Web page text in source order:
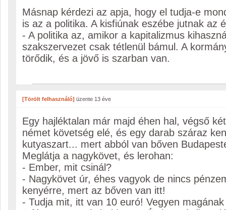
Másnap kérdezi az apja, hogy el tudja-e
is az a politika. A kisfiúnak eszébe jutnak az
- A politika az, amikor a kapitalizmus
szakszervezet csak tétlenül bámul. A
törődik, és a jövő is szarban van.
[Törölt felhasználó] üzente 13 éve
Egy hajléktalan már majd éhen hal, végső
német követség elé, és egy darab száraz
kutyaszart... mert abból van bőven
Meglátja a nagykövet, és lerohan:
- Ember, mit csinál?
- Nagykövet úr, éhes vagyok de nincs
kenyérre, mert az bőven van itt!
- Tudja mit, itt van 10 euró! Vegyen